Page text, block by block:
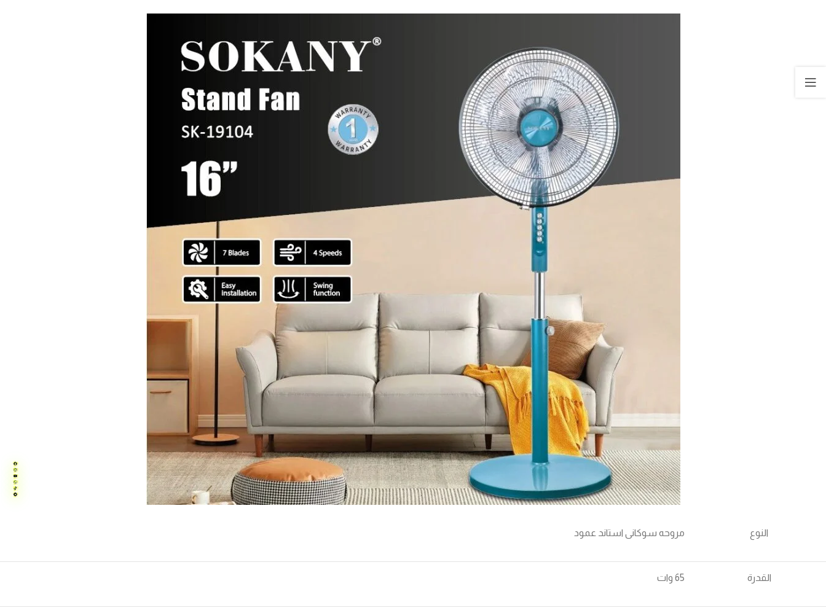
النوع مروحه سوكانى استاند عمود
القدرة 65 وات